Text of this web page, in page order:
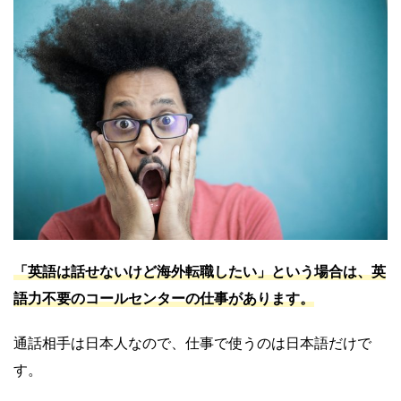
「英語は話せないけど海外転職したい」という場合は、英
語力不要のコールセンターの仕事があります。
通話相手は日本人なので、仕事で使うのは日本語だけで
す。